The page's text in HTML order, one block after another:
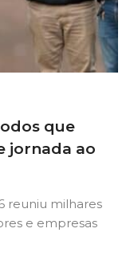
que
jornada ao
reuniu milhares
e empresas